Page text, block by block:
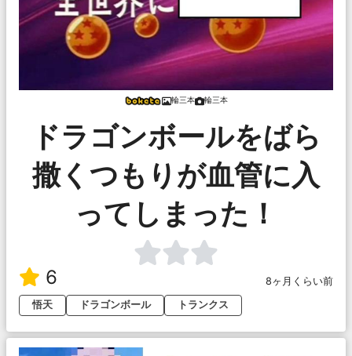
輪三本 輪三本
ドラゴンボールをばら
撒くつもりが血管に入
ってしまった！
6
8ヶ月くらい前
悟天
ドラゴンボール トランクス